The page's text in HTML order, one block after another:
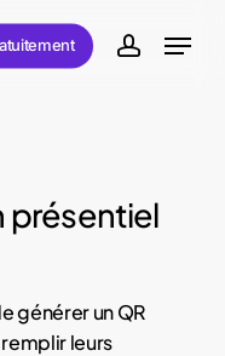
account
Menu
présentiel
générer un QR
leurs